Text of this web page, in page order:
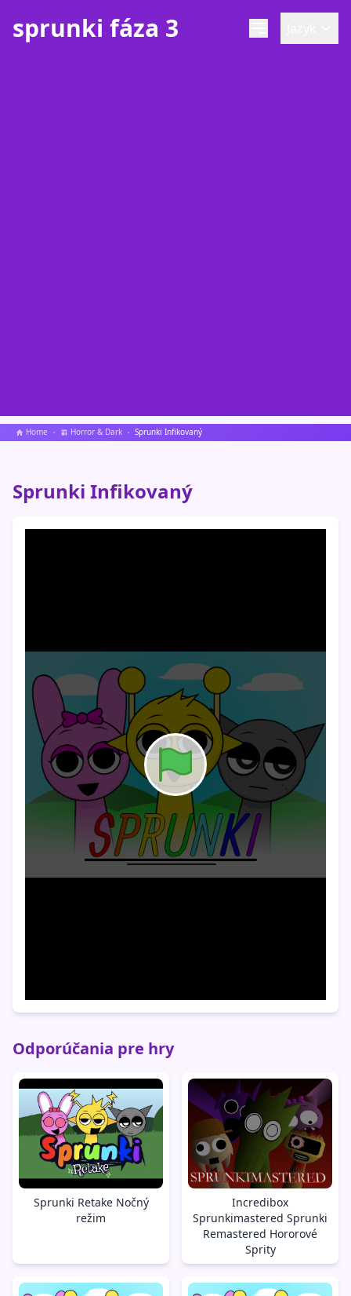
sprunki fáza 3
Home Horror & Dark Sprunki Infikovaný
Sprunki Infikovaný
Odporúčania pre hry
Sprunki Retake Nočný
režim
Incredibox
Sprunkimastered Sprunki
Remastered Hororové
Sprity